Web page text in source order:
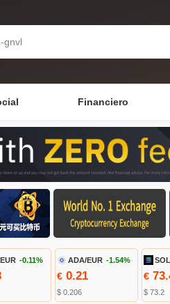
Financiero
-0.11% ADA/EUR -1.54%
€0.21
$ 0.206
€
$ 73.2